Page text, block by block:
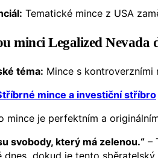
Tematické mince z USA
minci Legalized Nevada
téma: Mince s
mince a investiční stříbro
mince je perfektním a
svobody, který má zelenou.“ –
dnes, dokud je tento